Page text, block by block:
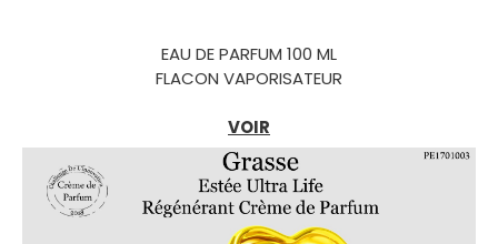
EAU DE PARFUM 100 ML
FLACON VAPORISATEUR
VOIR